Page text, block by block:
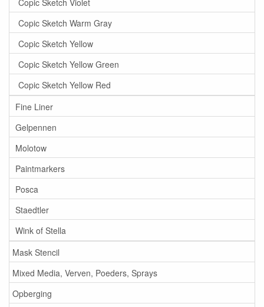
Copic Sketch Warm Gray
Copic Sketch Yellow
Copic Sketch Yellow Green
Copic Sketch Yellow Red
Fine Liner
Gelpennen
Molotow
Paintmarkers
Posca
Staedtler
Wink of Stella
Mask Stencil
Mixed Media, Verven, Poeders, Sprays
Opberging